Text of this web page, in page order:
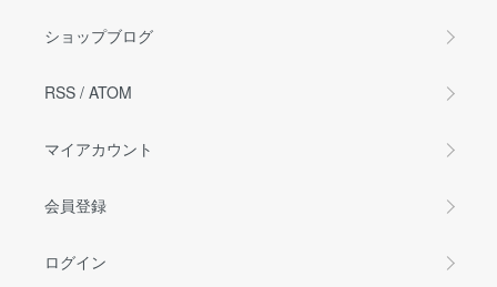
ショップブログ
RSS / ATOM
マイアカウント
会員登録
ログイン